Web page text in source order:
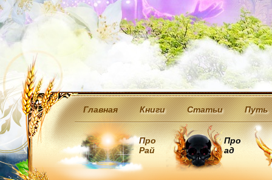
Главная Книги Статьи Путь
Про
Рай
Про
ад